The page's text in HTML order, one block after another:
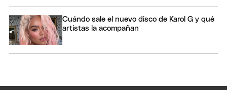
Cuándo sale el nuevo disco de Karol G y qué
artistas la acompañan